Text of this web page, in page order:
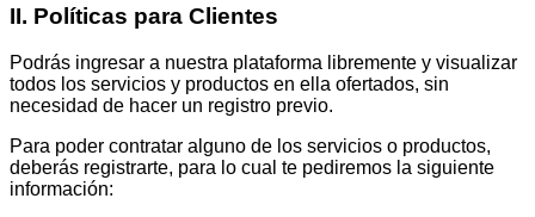
II. Políticas para Clientes
Podrás ingresar a nuestra plataforma libremente y visualizar
todos los servicios y productos en ella ofertados, sin
necesidad de hacer un registro previo.
Para poder contratar alguno de los servicios o productos,
deberás registrarte, para lo cual te pediremos la siguiente
información: